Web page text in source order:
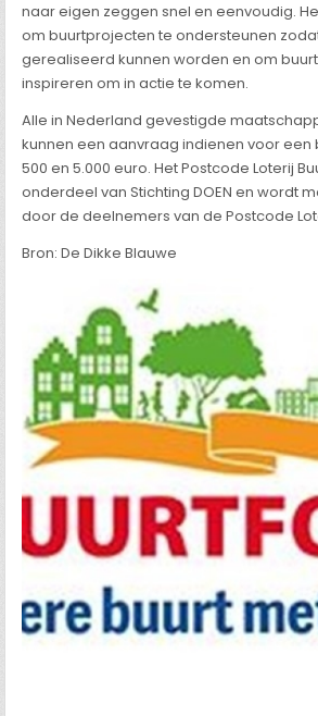
naar eigen zeggen snel en eenvoudig.
om buurtprojecten te ondersteunen
gerealiseerd kunnen worden en om
inspireren om in actie te komen.
Alle in Nederland gevestigde
kunnen een aanvraag indienen voor een
500 en 5.000 euro. Het Postcode Loterij
onderdeel van Stichting DOEN en wordt
door de deelnemers van de Postcode
Bron: De Dikke Blauwe